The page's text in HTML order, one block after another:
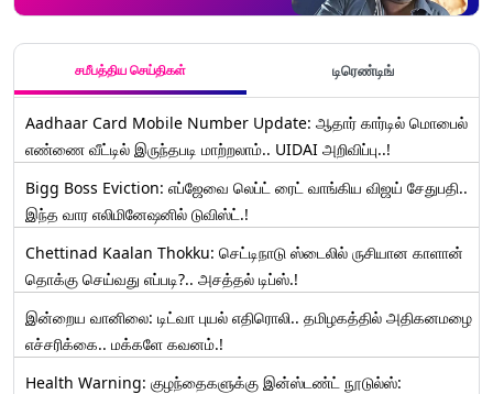
மதபோதகரின் நடனத்தை
சமீபத்திய செய்திகள் டிரெண்டிங்
Aadhaar Card Mobile Number Update: ஆதார் கார்டில் மொபைல்
எண்ணை வீட்டில் இருந்தபடி மாற்றலாம்.. UIDAI அறிவிப்பு..!
Bigg Boss Eviction: எப்ஜேவை லெப்ட் ரைட் வாங்கிய விஜய் சேதுபதி..
இந்த வார எலிமினேஷனில் டுவிஸ்ட்.!
Chettinad Kaalan Thokku: செட்டிநாடு ஸ்டைலில் ருசியான காளான்
தொக்கு செய்வது எப்படி?.. அசத்தல் டிப்ஸ்.!
இன்றைய வானிலை: டிட்வா புயல் எதிரொலி.. தமிழகத்தில் அதிகனமழை
எச்சரிக்கை.. மக்களே கவனம்.!
Health Warning: குழந்தைகளுக்கு இன்ஸ்டண்ட் நூடுல்ஸ்: